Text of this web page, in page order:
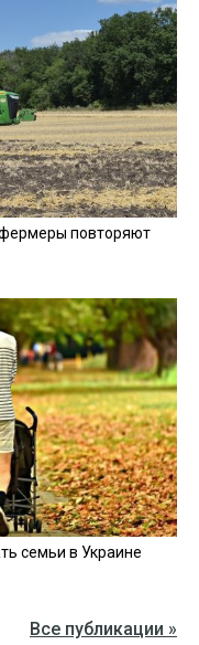
фермеры повторяют
семьи в Украине
Все публикации »